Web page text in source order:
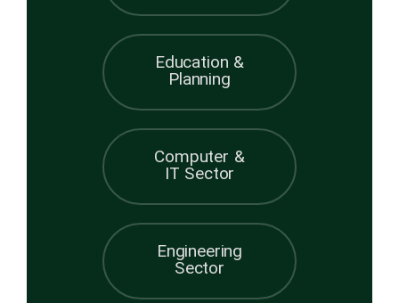
Education &
Planning
Computer &
IT Sector
Engineering
Sector